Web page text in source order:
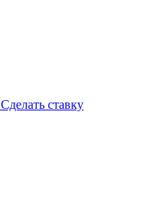
Сделать ставку